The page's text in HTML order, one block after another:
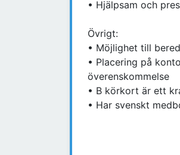
• Hjälpsam och
Övrigt:
• Möjlighet till
• Placering på
överenskommelse
• B körkort är ett
• Har svenskt